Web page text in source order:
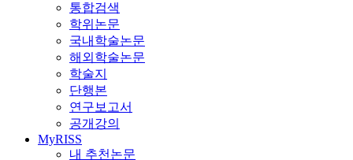
통합검색
학위논문
국내학술논문
해외학술논문
학술지
단행본
연구보고서
공개강의
MyRISS
내 추천논문